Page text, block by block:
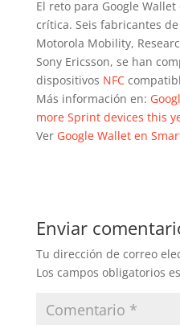
El reto para Google
crítica. Seis fabricantes de
Motorola Mobility,
Sony Ericsson, se han
dispositivos NFC
Más información en:
more Sprint devices this
Ver Google Wallet en
Enviar
Tu dirección de correo
Los campos obligatorios